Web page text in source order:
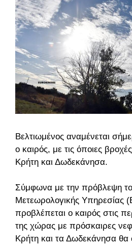
Βελτιωμένος αναμένεται
ο καιρός, με τις όποιες
Κρήτη και Δωδεκάνησα.
Σύμφωνα με την πρόβλεψη
Μετεωρολογικής Υπηρεσίας
προβλέπεται ο καιρός στις
της χώρας με πρόσκαιρες
Κρήτη και τα Δωδεκάνησα θα